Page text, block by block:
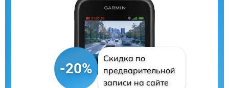
-20%
Скидка по
предварительной
записи на сайте